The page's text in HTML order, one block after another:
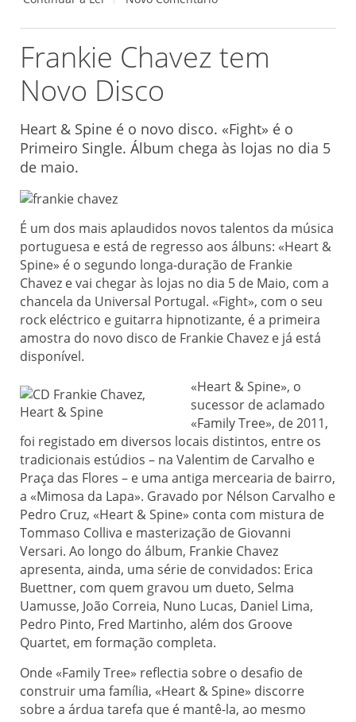
Frankie Chavez tem
Novo Disco
Heart & Spine é o novo disco. «Fight» é o
Primeiro Single. Álbum chega às lojas no dia 5
de maio.
É um dos mais aplaudidos novos talentos da música
portuguesa e está de regresso aos álbuns: «Heart &
Spine» é o segundo longa-duração de Frankie
Chavez e vai chegar às lojas no dia 5 de Maio, com a
chancela da Universal Portugal. «Fight», com o seu
rock eléctrico e guitarra hipnotizante, é a primeira
amostra do novo disco de Frankie Chavez e já está
disponível.
«Heart & Spine», o
sucessor de aclamado
«Family Tree», de 2011,
foi registado em diversos locais distintos, entre os
tradicionais estúdios – na Valentim de Carvalho e
Praça das Flores – e uma antiga mercearia de bairro,
a «Mimosa da Lapa». Gravado por Nélson Carvalho e
Pedro Cruz, «Heart & Spine» conta com mistura de
Tommaso Colliva e masterização de Giovanni
Versari. Ao longo do álbum, Frankie Chavez
apresenta, ainda, uma série de convidados: Erica
Buettner, com quem gravou um dueto, Selma
Uamusse, João Correia, Nuno Lucas, Daniel Lima,
Pedro Pinto, Fred Martinho, além dos Groove
Quartet, em formação completa.
Onde «Family Tree» reflectia sobre o desafio de
construir uma família, «Heart & Spine» discorre
sobre a árdua tarefa que é mantê-la, ao mesmo